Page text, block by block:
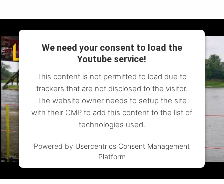
We need your consent to load the
Youtube service!
This content is not permitted to load due to
trackers that are not disclosed to the visitor.
The website owner needs to setup the site
with their CMP to add this content to the list of
technologies used.
Powered by Usercentrics Consent Management
Platform